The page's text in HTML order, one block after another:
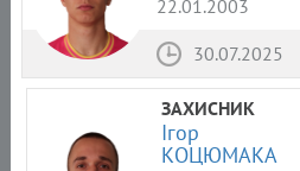
22.01.2003
30.07.2025
ЗАХИСНИК
Ігор
КОЦЮМАКА